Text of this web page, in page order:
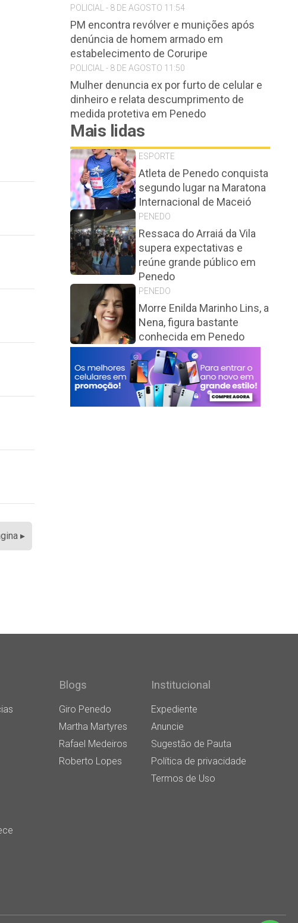
▸
POLICIAL - 8 DE AGOSTO 11:54
PM encontra revólver e munições após
denúncia de homem armado em
estabelecimento de Coruripe
POLICIAL - 8 DE AGOSTO 11:50
Mulher denuncia ex por furto de celular e
dinheiro e relata descumprimento de
medida protetiva em Penedo
Mais lidas
ESPORTE
Atleta de Penedo conquista
segundo lugar na Maratona
Internacional de Maceió
PENEDO
Ressaca do Arraiá da Vila
supera expectativas e
reúne grande público em
Penedo
PENEDO
Morre Enilda Marinho Lins, a
Nena, figura bastante
conhecida em Penedo
Blogs
Giro Penedo
Martha Martyres
Rafael Medeiros
Roberto Lopes
Institucional
Expediente
Anuncie
Sugestão de Pauta
Política de privacidade
Termos de Uso